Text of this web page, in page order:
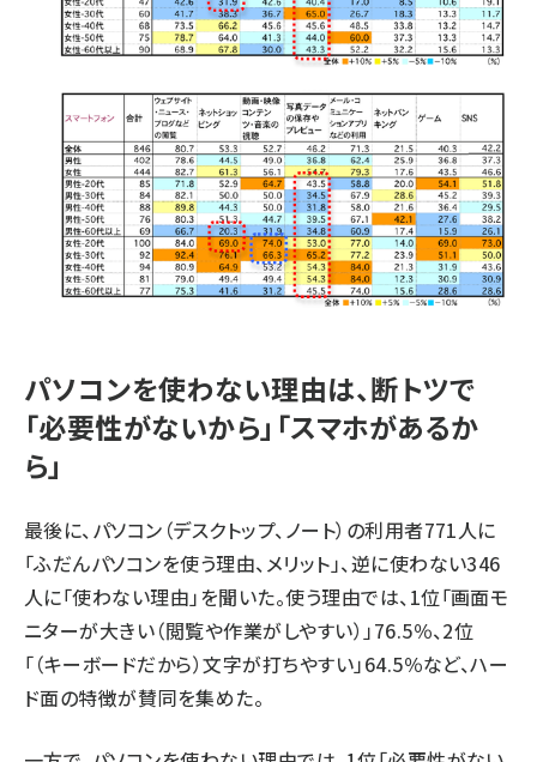
パソコンを使わない理由は、断トツで
「必要性がないから」「スマホがあるか
ら」
最後に、パソコン（デスクトップ、ノート）の利用者771人に
「ふだんパソコンを使う理由、メリット」、逆に使わない346
人に「使わない理由」を聞いた。使う理由では、1位「画面モ
ニターが大きい（閲覧や作業がしやすい）」76.5％、2位
「（キーボードだから）文字が打ちやすい」64.5％など、ハー
ド面の特徴が賛同を集めた。